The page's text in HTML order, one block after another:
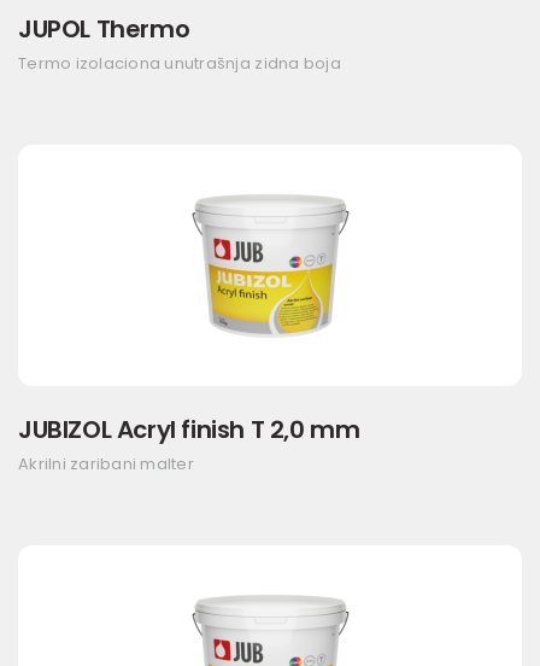
JUPOL Thermo
Termo izolaciona unutrašnja zidna boja
JUBIZOL Acryl finish T 2,0 mm
Akrilni zaribani malter